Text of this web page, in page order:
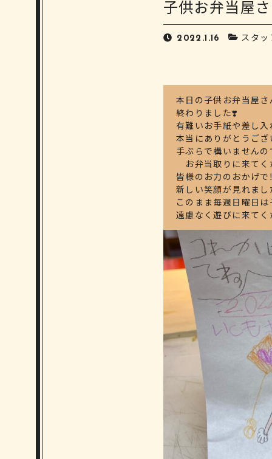
子供お弁当屋
2022.1.16 スタ
本日の子供お弁当屋
終わりました❣️
有難いお手紙や差し入
本当にありがとうご
手ぶらで構いません
お弁当取りに来て
皆様のお力のおかげ
新しい笑顔が見れまし
このまま毎週日曜日
遠慮なく遊びに来て